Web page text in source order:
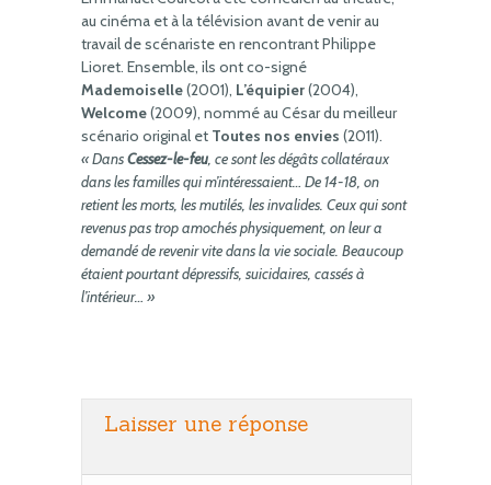
au cinéma et à la télévision avant de venir au
travail de scénariste en rencontrant Philippe
Lioret. Ensemble, ils ont co-signé
Mademoiselle(2001), L’équipier(2004),
Welcome(2009), nommé au César du meilleur
scénario original et Toutes nos envies (2011).
« DansCessez-le-feu, ce sont les dégâts collatéraux
dans les familles qui m’intéressaient… De 14-18, on
retient les morts, les mutilés, les invalides. Ceux qui sont
revenus pas trop amochés physiquement, on leur a
demandé de revenir vite dans la vie sociale. Beaucoup
étaient pourtant dépressifs, suicidaires, cassés à
l’intérieur… »
Laisser une réponse